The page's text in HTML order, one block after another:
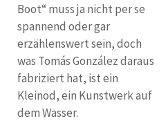
Boot“ muss ja nicht per se
spannend oder gar
erzählenswert sein, doch
was Tomás González daraus
fabriziert hat, ist ein
Kleinod, ein Kunstwerk auf
dem Wasser.